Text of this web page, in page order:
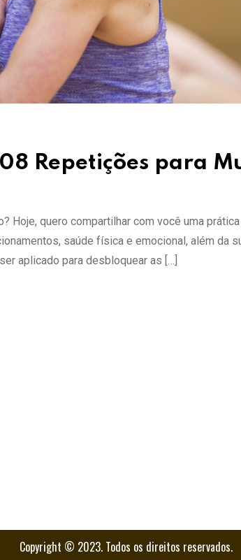
Repetições para
Hoje, quero compartilhar com você uma
saúde física e emocional, além da
aplicado para desbloquear as […]
Copyright © 2023. Todos os direitos reservados.